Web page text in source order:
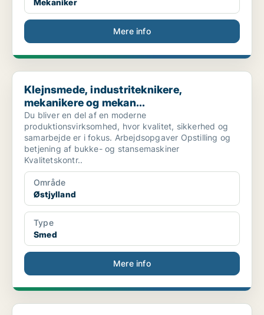
Mekaniker
Mere info
Klejnsmede, industriteknikere, mekanikere og mekan...
Klejnsmede, industriteknikere,
mekanikere og mekan...
Du bliver en del af en moderne
produktionsvirksomhed, hvor kvalitet, sikkerhed og
samarbejde er i fokus. Arbejdsopgaver Opstilling og
betjening af bukke- og stansemaskiner
Kvalitetskontr..
Område
Østjylland
Type
Smed
Mere info
Smed i Aalborg